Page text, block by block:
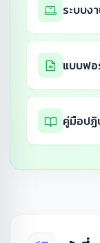
ระบบง
แบบฟ
คู่มือปฏิ